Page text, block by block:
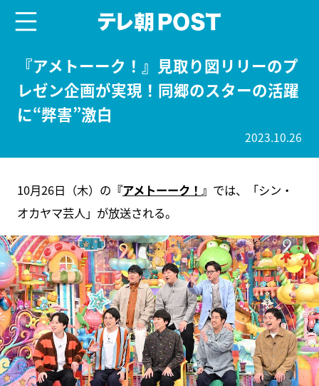
『アメトーーク！』見取り図リリーのプ
レゼン企画が実現！同郷のスターの活躍
に“弊害”激白
2023.10.26
10月26日（木）の 『アメトーーク！ 』 では、「シン・
オカヤマ芸人」が放送される。